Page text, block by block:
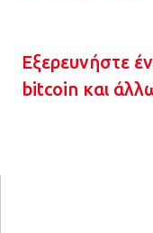
Εξερευνήστε
bitcoin και